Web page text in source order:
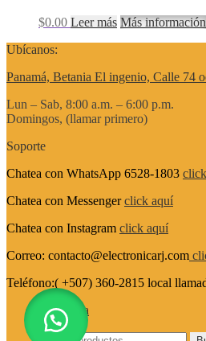
$0.00 Leer más Más información
Ubícanos:
Panamá, Betania El ingenio, Calle 74
Lun – Sab, 8:00 a.m. – 6:00 p.m.
Domingos, (llamar primero)
Soporte
Chatea con WhatsApp 6528-1803
Chatea con Messengerclick aquí
Chatea con Instagram click aquí
Correo: contacto@electronicarj.com
Teléfono:( +507) 360-2815 local
Mi cuenta
Buscar